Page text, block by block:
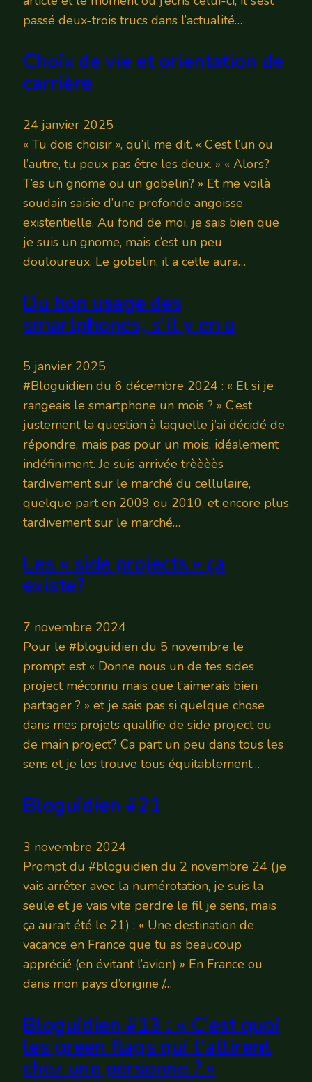
passé deux-trois trucs dans l’actualité…
Choix de vie et orientation de
carrière
24 janvier 2025
« Tu dois choisir », qu’il me dit. « C’est l’un ou
l’autre, tu peux pas être les deux. » « Alors?
T’es un gnome ou un gobelin? » Et me voilà
soudain saisie d’une profonde angoisse
existentielle. Au fond de moi, je sais bien que
je suis un gnome, mais c’est un peu
douloureux. Le gobelin, il a cette aura…
Du bon usage des
smartphones, s’il y en a
5 janvier 2025
#Bloguidien du 6 décembre 2024 : « Et si je
rangeais le smartphone un mois ? » C’est
justement la question à laquelle j’ai décidé de
répondre, mais pas pour un mois, idéalement
indéfiniment. Je suis arrivée trèèèès
tardivement sur le marché du cellulaire,
quelque part en 2009 ou 2010, et encore plus
tardivement sur le marché…
Les « side projects » ça
existe?
7 novembre 2024
Pour le #bloguidien du 5 novembre le
prompt est « Donne nous un de tes sides
project méconnu mais que t’aimerais bien
partager ? » et je sais pas si quelque chose
dans mes projets qualifie de side project ou
de main project? Ca part un peu dans tous les
sens et je les trouve tous équitablement…
Bloguidien #21
3 novembre 2024
Prompt du #bloguidien du 2 novembre 24 (je
vais arrêter avec la numérotation, je suis la
seule et je vais vite perdre le fil je sens, mais
ça aurait été le 21) : « Une destination de
vacance en France que tu as beaucoup
apprécié (en évitant l’avion) » En France ou
dans mon pays d’origine /…
Bloguidien #13 : « C’est quoi
les green flags qui t’attirent
chez une personne ? »